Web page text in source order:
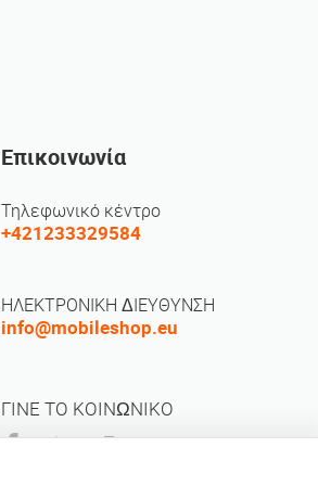
Επικοινωνία
Τηλεφωνικό κέντρο
+421233329584
ΗΛΕΚΤΡΟΝΙΚΗ ΔΙΕΥΘΥΝΣΗ
info@mobileshop.eu
ΓΙΝΕ ΤΟ ΚΟΙΝΩΝΙΚΟ